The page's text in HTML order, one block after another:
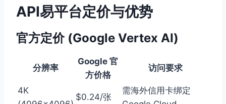
API易平台定价与优势
官方定价 (Google Vertex AI)
分辨率
Google 官
方价格
访问要求
4K
$0.24/张
需海外信用卡绑定